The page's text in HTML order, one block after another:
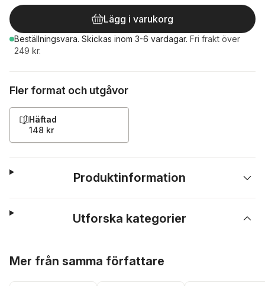
Lägg i varukorg
Beställningsvara. Skickas inom 3-6 vardagar. Fri frakt över
249 kr.
Fler format och utgåvor
Häftad
148 kr
Produktinformation
Utforska kategorier
Mer från samma författare